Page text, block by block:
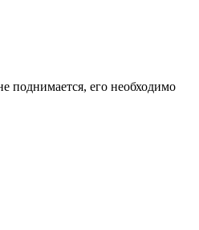
поднимается, его необходимо